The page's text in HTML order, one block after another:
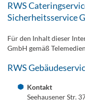
RWS
Sicherheitsservice
Für den Inhalt dieser
GmbH gemäß
RWS
Kontakt
Seehausener Str.